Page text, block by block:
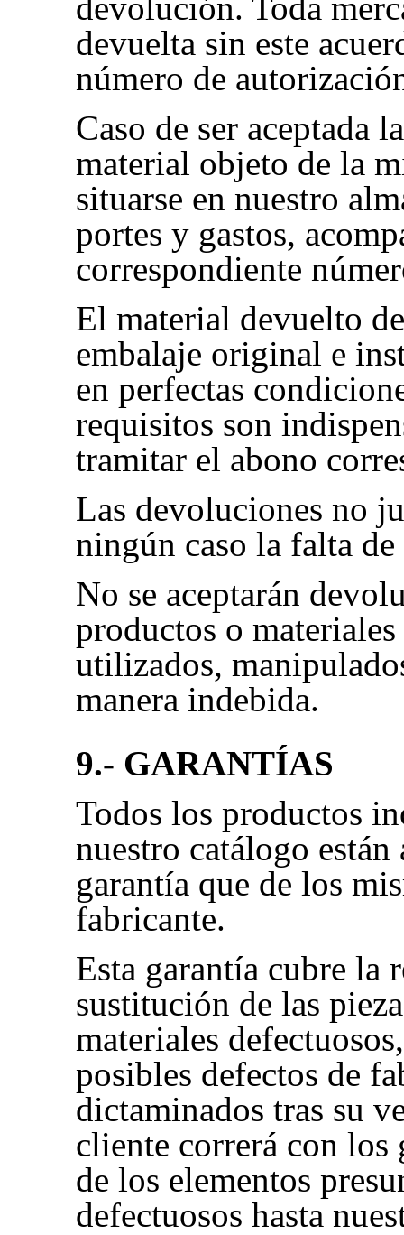
devuelta sin este
número de
Caso de ser aceptada
material objeto de la
situarse en nuestro
portes y gastos,
correspondiente
El material devuelto
embalaje original e
en perfectas
requisitos son
tramitar el abono
Las devoluciones no
ningún caso la falta de
No se aceptarán
productos o
utilizados,
manera indebida.
9.- GARANTÍAS
Todos los productos
nuestro catálogo
garantía que de los
fabricante.
Esta garantía cubre la
sustitución de las
materiales
posibles defectos de
dictaminados tras su
cliente correrá con los
de los elementos
defectuosos hasta